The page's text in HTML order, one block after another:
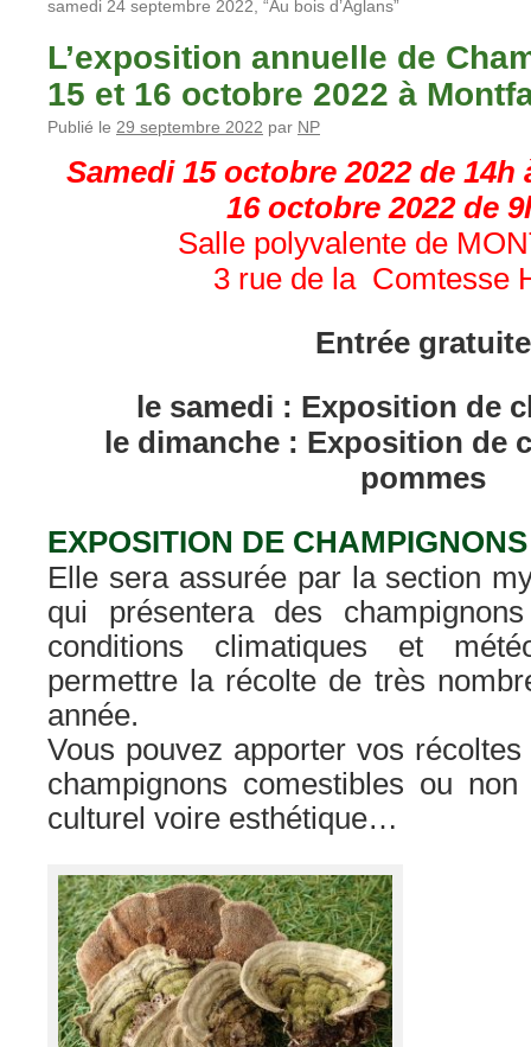
samedi 24 septembre 2022, “Au bois d’Aglans”
L’exposition annuelle de
15 et 16 octobre 2022 à
Publié le 29 septembre 2022 par NP
Samedi 15 octobre 2022 de 14h
16 octobre 2022 de
Salle polyvalente de
3 rue de la Comtesse
Entrée
le samedi : Exposition de
le dimanche : Exposition de
pommes
EXPOSITION DE CHAMPIGNONS
Elle sera assurée par la section
qui présentera des
conditions climatiques et
permettre la récolte de très
année.
Vous pouvez apporter vos
champignons comestibles ou
culturel voire esthétique…